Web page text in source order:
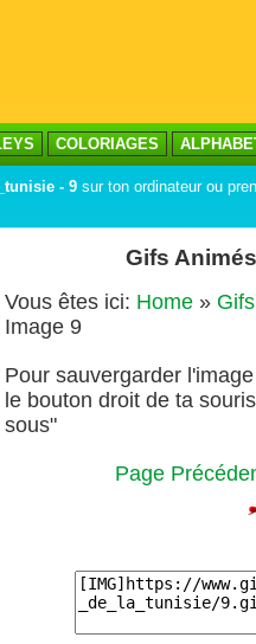
COLORIAGES
- 9 sur ton ordinateur ou
Gifs
Vous êtes ici: Home »
Image 9
Pour sauvergarder
le bouton droit de ta
sous"
Page